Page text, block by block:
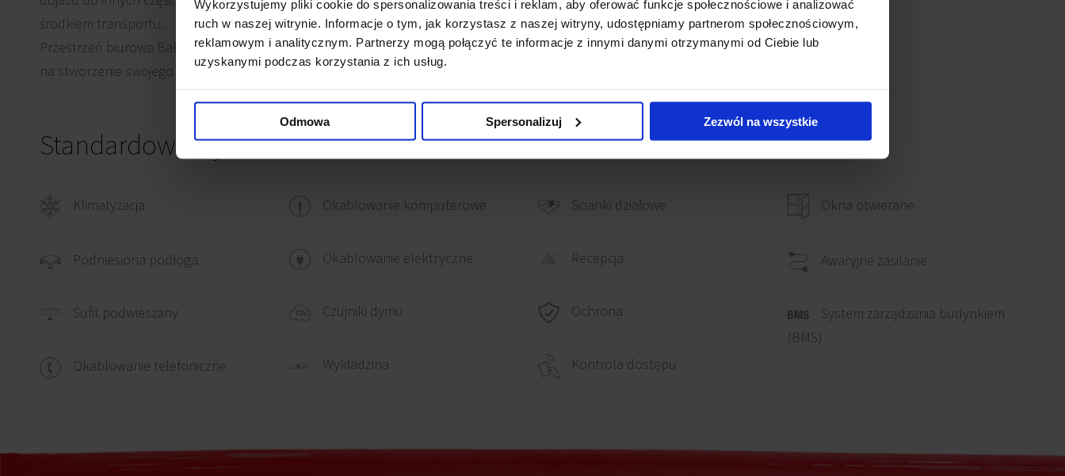
Wykorzystujemy pliki cookie do spersonalizowania treści i reklam, aby oferować funkcje społecznościowe i analizować
ruch w naszej witrynie. Informacje o tym, jak korzystasz z naszej witryny, udostępniamy partnerom społecznościowym,
reklamowym i analitycznym. Partnerzy mogą połączyć te informacje z innymi danymi otrzymanymi od Ciebie lub
uzyskanymi podczas korzystania z ich usług.
Odmowa Spersonalizuj Zezwól na wszystkie
środkiem transportu.
Przestrzeń biurowa Babka Tower przy Jana Pawła II 80 to doskonałe miejsce
na stworzenie swojego miejsca pracy.
Standardowe wykończenie
Klimatyzacja
Podniesiona podłoga
Sufit podwieszany
Okablowanie telefoniczne
Okablowanie komputerowe
Okablowanie elektryczne
Czujniki dymu
Wykładzina
Ścianki działowe
Recepcja
Ochrona
Kontrola dostępu
Okna otwierane
Awaryjne zasilanie
System zarządzania budynkiem
(BMS)